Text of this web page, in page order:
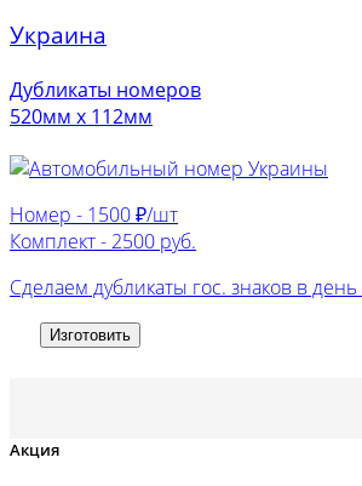
Украина
Дубликаты номеров
520мм х 112мм
Номер - 1500 ₽/шт
Комплект - 2500 руб.
Сделаем дубликаты гос. знаков в
Изготовить
Акция